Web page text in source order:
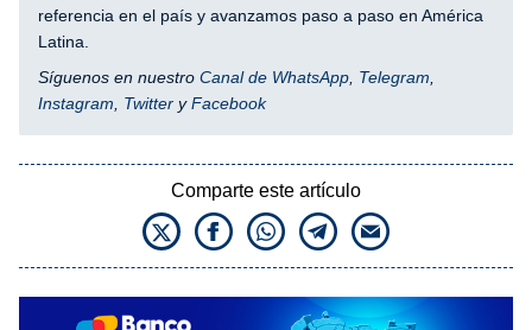
referencia en el país y avanzamos paso a paso en América
Latina.
Síguenos en nuestro Canal de WhatsApp Telegram
Instagram
Twitter yFacebook
Comparte este artículo